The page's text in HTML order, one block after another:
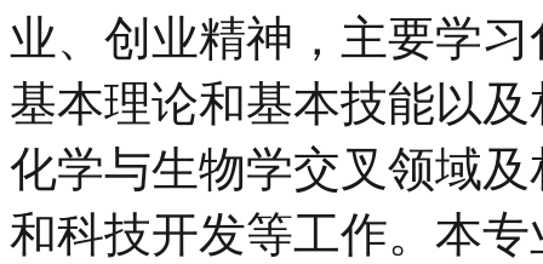
业、创业精神，主要学
基本理论和基本技能以
化学与生物学交叉领域
和科技开发等工作。本